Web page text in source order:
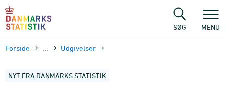
sidens
SØG MENU
Forside Udgivelser
NYT FRA DANMARKS STATISTIK